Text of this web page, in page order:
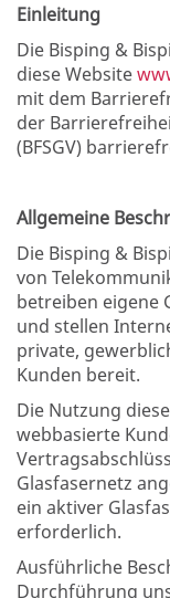
Einleitung
Die Bisping &
diese Website
mit dem
der
(BFSGV)
Allgemeine
Die Bisping &
von
betreiben eigene
und stellen
private,
Kunden bereit.
Die Nutzung
webbasierte
Glasfasernetz
ein aktiver
erforderlich.
Ausführliche
Durchführung